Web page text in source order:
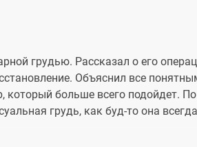
грудью. Рассказал о его
Объяснил все
больше всего подойдет.
грудь, как буд-то она